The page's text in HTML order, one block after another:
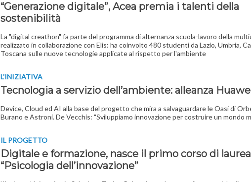
“Generazione digitale”, Acea premia i talenti della
sostenibilità
La "digital creathon" fa parte del programma di alternanza scuola-lavoro della
realizzato in collaborazione con Elis: ha coinvolto 480 studenti da Lazio, Umbria,
Toscana sulle nuove tecnologie applicate al rispetto per l'ambiente
L'INIZIATIVA
Tecnologia a servizio dell’ambiente: alleanza
Device, Cloud ed AI alla base del progetto che mira a salvaguardare le Oasi di
Burano e Astroni. De Vecchis: "Sviluppiamo innovazione per costruire un mondo
IL PROGETTO
Digitale e formazione, nasce il primo corso di
“Psicologia dell’innovazione”